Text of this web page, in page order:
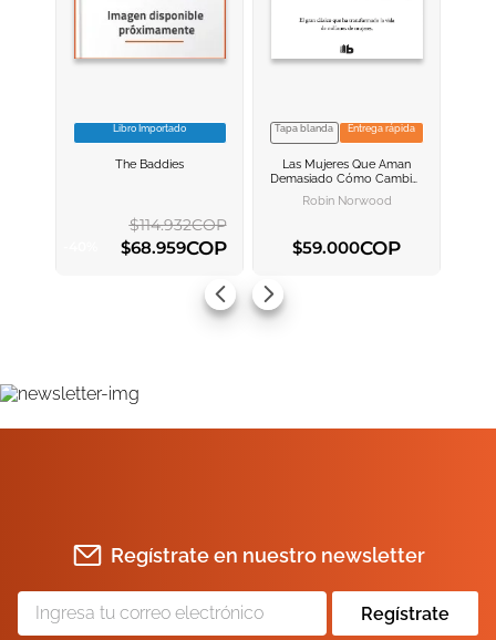
VER INFORMACION
Libro Importado
The Baddies
$114.932COP
$68.959COP
VER INFORMACION
AGREGAR AL
Tapa blanda Entrega rápida
Las Mujeres Que Aman
Demasiado Cómo Cambiar
Nuestra Manera De Amar Y
Así Dejar De Sufrir
Robin Norwood
$59.000COP
Regístrate en nuestro newsletter
Regístrate